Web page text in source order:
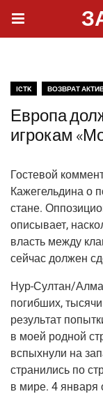
ICTK ВОЗВРАТ
Европа
игрокам
Госте­вой
Каже­гель­ди­на о
стане.
опи­сы­ва­ет,
власть меж­ду
сей­час дол­жен
Нур-Сул­тан/
погиб­ших,
резуль­тат
в моей род­ной
вспых­ну­ли на
стра­ни­лись по
в мире. 4 янва­ря